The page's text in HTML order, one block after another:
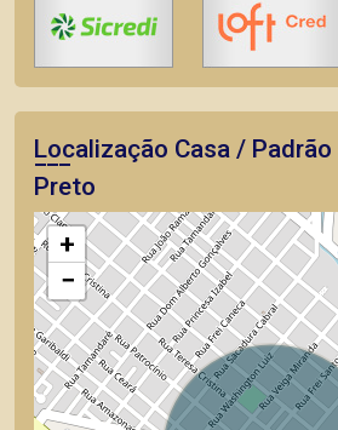
Localização Casa / Padrão
Preto
+
−